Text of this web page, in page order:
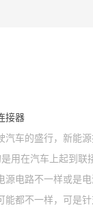
接器
汽车的盛行，新能
用在汽车上起到
源电路不一样或是
能都不一样，可是